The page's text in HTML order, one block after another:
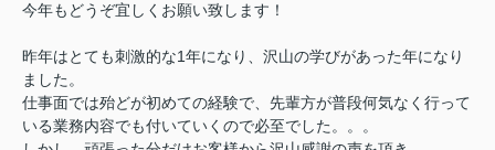
今年もどうぞ宜しくお願い致します！
昨年はとても刺激的な1年になり、沢山の学びがあった年になり
ました。
仕事面では殆どが初めての経験で、先輩方が普段何気なく行って
いる業務内容でも付いていくので必至でした。。。